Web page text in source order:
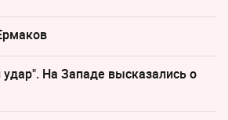
удар". На Западе высказались о